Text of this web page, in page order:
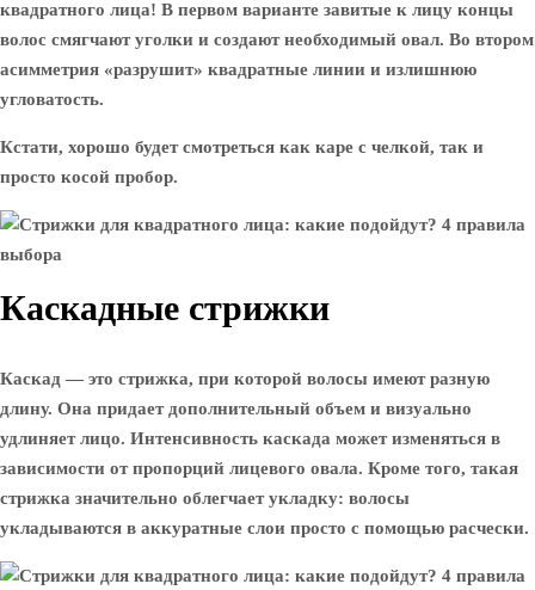
квадратного лица! В первом варианте завитые к лицу концы
волос смягчают уголки и создают необходимый овал. Во втором
асимметрия «разрушит» квадратные линии и излишнюю
угловатость.
Кстати, хорошо будет смотреться как каре с челкой, так и
просто косой пробор.
Каскадные стрижки
Каскад — это стрижка, при которой волосы имеют разную
длину. Она придает дополнительный объем и визуально
удлиняет лицо. Интенсивность каскада может изменяться в
зависимости от пропорций лицевого овала. Кроме того, такая
стрижка значительно облегчает укладку: волосы
укладываются в аккуратные слои просто с помощью расчески.